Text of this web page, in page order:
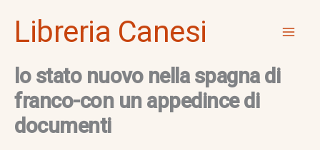
Libreria Canesi
lo stato nuovo nella spagna di
franco-con un appedince di
documenti